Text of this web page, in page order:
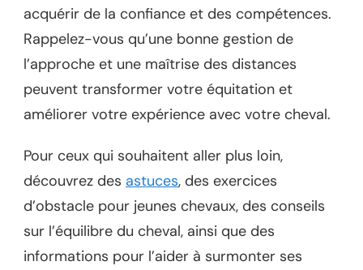
acquérir de la confiance et des compétences.
Rappelez-vous qu’une bonne gestion de
l’approche et une maîtrise des distances
peuvent transformer votre équitation et
améliorer votre expérience avec votre cheval.
Pour ceux qui souhaitent aller plus loin,
découvrez des astuces, des exercices
d’obstacle pour jeunes chevaux, des conseils
sur l’équilibre du cheval, ainsi que des
informations pour l’aider à surmonter ses